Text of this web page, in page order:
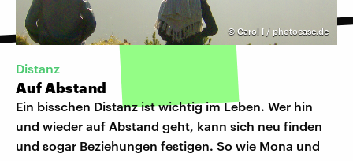
© Carol I / photocase.de
Distanz
Auf Abstand
Ein bisschen Distanz ist wichtig im Leben. Wer hin
und wieder auf Abstand geht, kann sich neu finden
und sogar Beziehungen festigen. So wie Mona und